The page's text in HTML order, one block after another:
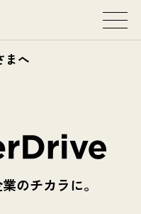
まへ
業のチカラに。